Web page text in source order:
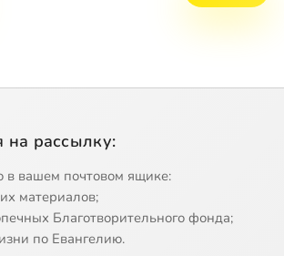
на рассылку:
вашем почтовом ящике:
материалов;
Благотворительного фонда;
по Евангелию.